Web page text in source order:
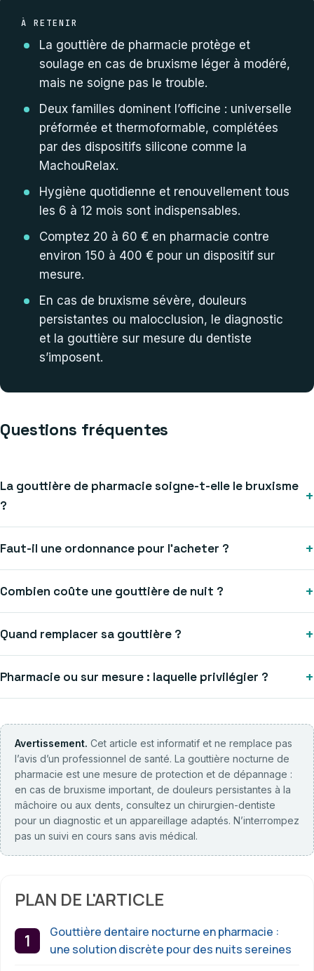
À RETENIR
La gouttière de pharmacie protège et
soulage en cas de bruxisme léger à modéré,
mais ne soigne pas le trouble.
Deux familles dominent l’officine : universelle
préformée et thermoformable, complétées
par des dispositifs silicone comme la
MachouRelax.
Hygiène quotidienne et renouvellement tous
les 6 à 12 mois sont indispensables.
Comptez 20 à 60 € en pharmacie contre
environ 150 à 400 € pour un dispositif sur
mesure.
En cas de bruxisme sévère, douleurs
persistantes ou malocclusion, le diagnostic
et la gouttière sur mesure du dentiste
s’imposent.
Questions fréquentes
La gouttière de pharmacie soigne-t-elle le bruxisme
?
+
Faut-il une ordonnance pour l’acheter ? +
Combien coûte une gouttière de nuit ? +
Quand remplacer sa gouttière ? +
Pharmacie ou sur mesure : laquelle privilégier ? +
Avertissement. Cet article est informatif et ne remplace pas
l’avis d’un professionnel de santé. La gouttière nocturne de
pharmacie est une mesure de protection et de dépannage :
en cas de bruxisme important, de douleurs persistantes à la
mâchoire ou aux dents, consultez un chirurgien-dentiste
pour un diagnostic et un appareillage adaptés. N’interrompez
pas un suivi en cours sans avis médical.
PLAN DE L'ARTICLE
Gouttière dentaire nocturne en pharmacie :
une solution discrète pour des nuits sereines